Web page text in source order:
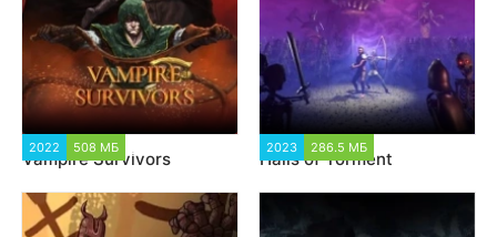
2022 508 МБ
Vampire Survivors
2023 286.5 МБ
Halls of Torment